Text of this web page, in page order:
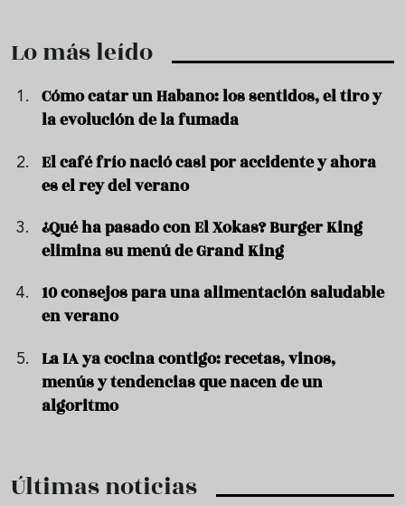
Lo más leído
Cómo catar un Habano: los sentidos, el tiro y
la evolución de la fumada
El café frío nació casi por accidente y ahora
es el rey del verano
¿Qué ha pasado con El Xokas? Burger King
elimina su menú de Grand King
10 consejos para una alimentación saludable
en verano
La IA ya cocina contigo: recetas, vinos,
menús y tendencias que nacen de un
algoritmo
Últimas noticias